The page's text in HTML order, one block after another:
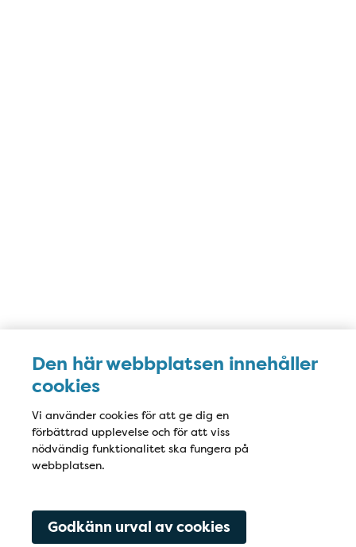
Den här webbplatsen innehåller
cookies
Vi använder cookies för att ge dig en
förbättrad upplevelse och för att viss
nödvändig funktionalitet ska fungera på
webbplatsen.
Godkänn urval av cookies